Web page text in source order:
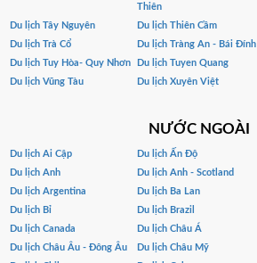
Thiên
Du lịch Tây Nguyên
Du lịch Thiên Cầm
Du lịch Trà Cổ
Du lịch Tràng An - Bái Đính
Du lịch Tuy Hòa- Quy Nhơn
Du lịch Tuyen Quang
Du lịch Vũng Tàu
Du lịch Xuyên Việt
NƯỚC NGOÀI
Du lịch Ai Cập Du lịch Ấn Độ
Du lịch Anh
Du lịch Anh - Scotland
Du lịch Argentina
Du lịch Ba Lan
Du lịch Bỉ
Du lịch Brazil
Du lịch Canada
Du lịch Châu Á
Du lịch Châu Âu - Đông Âu
Du lịch Châu Mỹ